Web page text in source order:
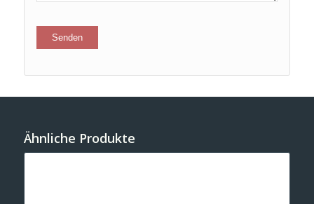
Ähnliche Produkte